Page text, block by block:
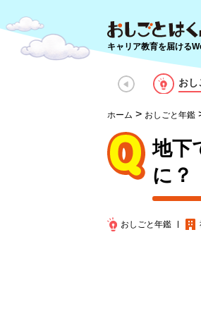
キャリア教育を届ける
おし
ホーム > おしごと年鑑
地下
に？
おしごと年鑑